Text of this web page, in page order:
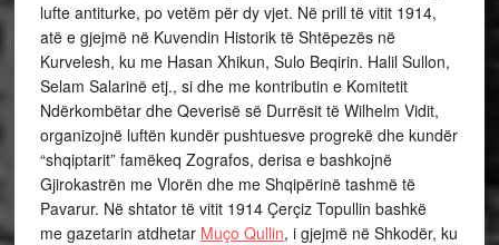
lufte antiturke, po vetëm për dy vjet. Në prill të vitit 1914,
atë e gjejmë në Kuvendin Historik të Shtëpezës në
Kurvelesh, ku me Hasan Xhikun, Sulo Beqirin. Halil Sullon,
Selam Salarinë etj., si dhe me kontributin e Komitetit
Ndërkombëtar dhe Qeverisë së Durrësit të Wilhelm Vidit,
organizojnë luftën kundër pushtuesve progrekë dhe kundër
“shqiptarit” famëkeq Zografos, derisa e bashkojnë
Gjirokastrën me Vlorën dhe me Shqipërinë tashmë të
Pavarur. Në shtator të vitit 1914 Çerçiz Topullin bashkë
me gazetarin atdhetar Muço Qullin, i gjejmë në Shkodër, ku